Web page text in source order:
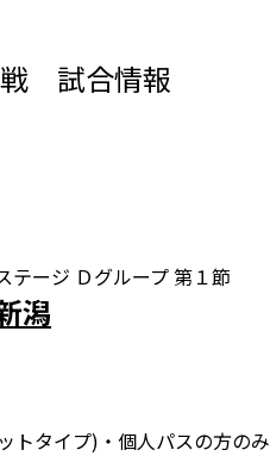
戦 試合情報
テージ Ｄグループ 第１節
潟
トタイプ)・個人パスの方のみ